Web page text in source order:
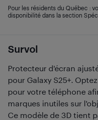
Survol
Protecteur d'écran
pour Galaxy S25+.
pour votre téléphone
marques inutiles sur
Ce modèle de 3D tient
Pour les résidents du Québec :
disponibilité dans la section